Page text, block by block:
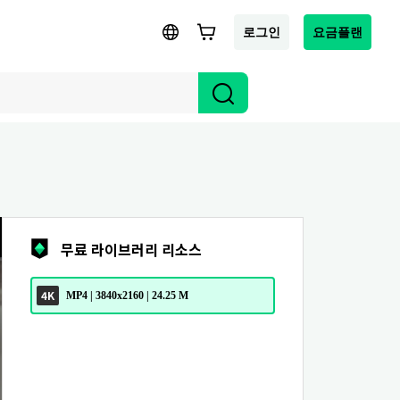
로그인 요금플랜
무료 라이브러리 리소스
4K MP4 | 3840x2160 | 24.25 M